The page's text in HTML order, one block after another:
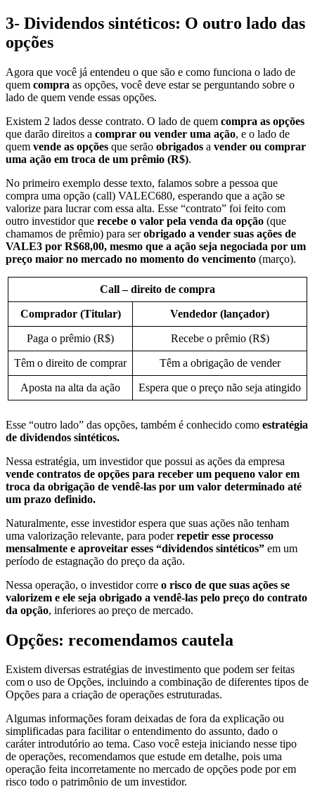
3- Dividendos sintéticos: O outro lado das
opções
Agora que você já entendeu o que são e como funciona o lado de
quem compra as opções, você deve estar se perguntando sobre o
lado de quem vende essas opções.
Existem 2 lados desse contrato. O lado de quem compra as opções
que darão direitos a comprar ou vender uma ação, e o lado de
quem vende as opções que serão obrigados a vender ou comprar
uma ação em troca de um prêmio (R$).
No primeiro exemplo desse texto, falamos sobre a pessoa que
compra uma opção (call) VALEC680, esperando que a ação se
valorize para lucrar com essa alta. Esse “contrato” foi feito com
outro investidor que recebe o valor pela venda da opção (que
chamamos de prêmio) para serobrigado a vender suas ações de
VALE3 por R$68,00, mesmo que a ação seja negociada por um
preço maior no mercado no momento do vencimento (março).
Call – direito de compra
Comprador (Titular) Vendedor (lançador)
Paga o prêmio (R$) Recebe o prêmio (R$)
Têm o direito de comprar Têm a obrigação de vender
Aposta na alta da ação Espera que o preço não seja atingido
Esse “outro lado” das opções, também é conhecido como estratégia
de dividendos sintéticos.
Nessa estratégia, um investidor que possui as ações da empresa
vende contratos de opções para receber um pequeno valor em
troca da obrigação de vendê-las por um valor determinado até
um prazo definido.
Naturalmente, esse investidor espera que suas ações não tenham
uma valorização relevante, para poderrepetir esse processo
mensalmente e aproveitar esses “dividendos sintéticos” em um
período de estagnação do preço da ação.
Nessa operação, o investidor corre o risco de que suas ações se
valorizem e ele seja obrigado a vendê-las pelo preço do contrato
da opção, inferiores ao preço de mercado.
Opções: recomendamos cautela
Existem diversas estratégias de investimento que podem ser feitas
com o uso de Opções, incluindo a combinação de diferentes tipos de
Opções para a criação de operações estruturadas.
Algumas informações foram deixadas de fora da explicação ou
simplificadas para facilitar o entendimento do assunto, dado o
caráter introdutório ao tema. Caso você esteja iniciando nesse tipo
de operações, recomendamos que estude em detalhe, pois uma
operação feita incorretamente no mercado de opções pode por em
risco todo o patrimônio de um investidor.